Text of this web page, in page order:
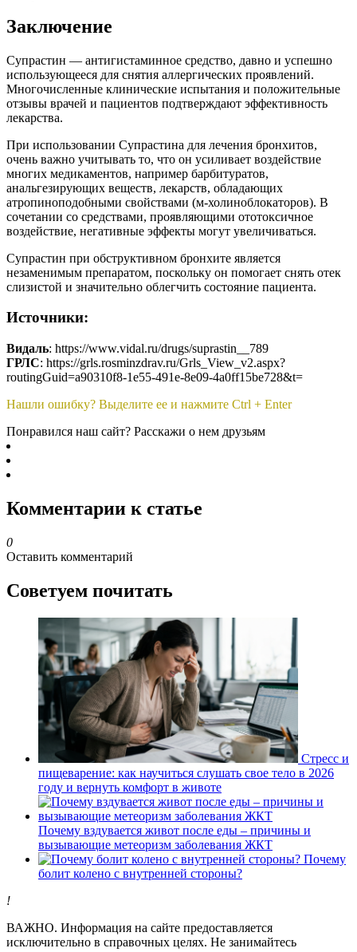
Заключение
Супрастин — антигистаминное средство, давно и успешно
использующееся для снятия аллергических проявлений.
Многочисленные клинические испытания и положительные
отзывы врачей и пациентов подтверждают эффективность
лекарства.
При использовании Супрастина для лечения бронхитов,
очень важно учитывать то, что он усиливает воздействие
многих медикаментов, например барбитуратов,
анальгезирующих веществ, лекарств, обладающих
атропиноподобными свойствами (м-холиноблокаторов). В
сочетании со средствами, проявляющими ототоксичное
воздействие, негативные эффекты могут увеличиваться.
Супрастин при обструктивном бронхите является
незаменимым препаратом, поскольку он помогает снять отек
слизистой и значительно облегчить состояние пациента.
Источники:
Видаль: https://www.vidal.ru/drugs/suprastin__789
ГРЛС: https://grls.rosminzdrav.ru/Grls_View_v2.aspx?
routingGuid=a90310f8-1e55-491e-8e09-4a0ff15be728&t=
Нашли ошибку? Выделите ее и нажмите Ctrl + Enter
Понравился наш сайт? Расскажи о нем друзьям
Комментарии к статье
0
Оставить комментарий
Советуем почитать
Стресс и
пищеварение: как научиться слушать свое тело в 2026
году и вернуть комфорт в животе
Почему вздувается живот после еды – причины и
вызывающие метеоризм заболевания ЖКТ
Почему
болит колено с внутренней стороны?
!
ВАЖНО. Информация на сайте предоставляется
исключительно в справочных целях. Не занимайтесь